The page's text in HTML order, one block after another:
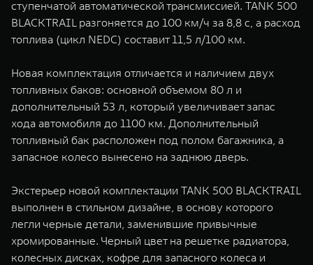
ступенчатой автоматической трансмиссией. TANK 500
BLACKTRAIL разгоняется до 100 км/ч за 8,8 с, а расход
топлива (цикл NEDC) составит 11,5 л/100 км.
Новая комплектация отличается и наличием двух
топливных баков: основной объемом 80 л и
дополнительный 53 л, который увеличивает запас
хода автомобиля до 1100 км. Дополнительный
топливный бак расположен под полом багажника, а
запасное колесо вынесено на заднюю дверь.
Экстерьер новой комплектации TANK 500 BLACKTRAIL
выполнен в стильном дизайне, в основу которого
легли черные детали, заменившие привычные
хромированные. Черный цвет на решетке радиатора,
колесных дисках, кофре для запасного колеса и